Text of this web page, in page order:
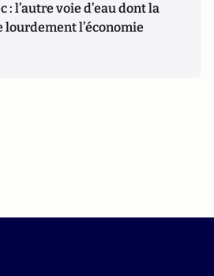
: l’autre voie d’eau dont la
l’économie